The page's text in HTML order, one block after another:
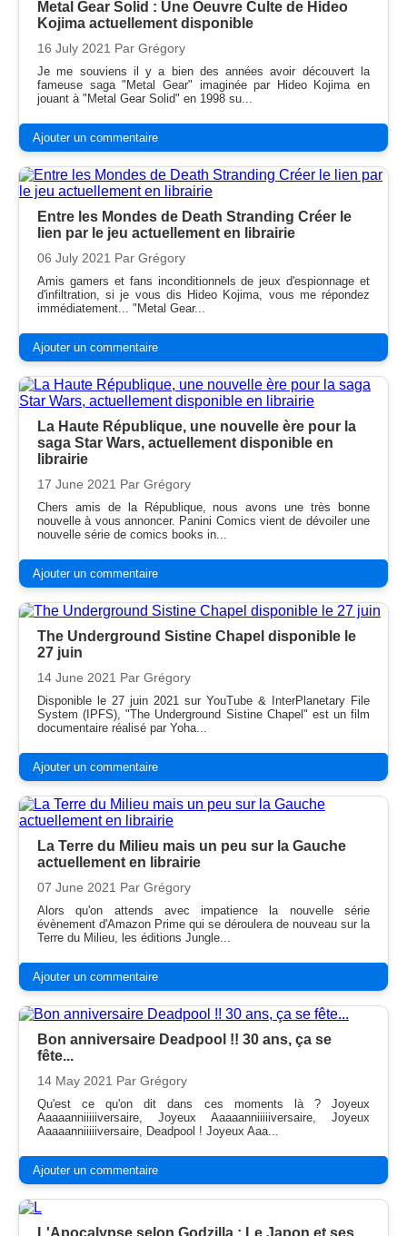
Metal Gear Solid : Une Oeuvre Culte de Hideo
Kojima actuellement disponible
16 July 2021 Par Grégory
Je me souviens il y a bien des années avoir découvert la
fameuse saga "Metal Gear" imaginée par Hideo Kojima en
jouant à "Metal Gear Solid" en 1998 su...
Ajouter un commentaire
Entre les Mondes de Death Stranding Créer le
lien par le jeu actuellement en librairie
06 July 2021 Par Grégory
Amis gamers et fans inconditionnels de jeux d'espionnage et
d'infiltration, si je vous dis Hideo Kojima, vous me répondez
immédiatement... "Metal Gear...
Ajouter un commentaire
La Haute République, une nouvelle ère pour la
saga Star Wars, actuellement disponible en
librairie
17 June 2021 Par Grégory
Chers amis de la République, nous avons une très bonne
nouvelle à vous annoncer. Panini Comics vient de dévoiler une
nouvelle série de comics books in...
Ajouter un commentaire
The Underground Sistine Chapel disponible le
27 juin
14 June 2021 Par Grégory
Disponible le 27 juin 2021 sur YouTube & InterPlanetary File
System (IPFS), "The Underground Sistine Chapel" est un film
documentaire réalisé par Yoha...
Ajouter un commentaire
La Terre du Milieu mais un peu sur la Gauche
actuellement en librairie
07 June 2021 Par Grégory
Alors qu'on attends avec impatience la nouvelle série
évènement d'Amazon Prime qui se déroulera de nouveau sur la
Terre du Milieu, les éditions Jungle...
Ajouter un commentaire
Bon anniversaire Deadpool !! 30 ans, ça se
fête...
14 May 2021 Par Grégory
Qu'est ce qu'on dit dans ces moments là ? Joyeux
Aaaaanniiiiiversaire, Joyeux Aaaaanniiiiiversaire, Joyeux
Aaaaanniiiiiversaire, Deadpool ! Joyeux Aaa...
Ajouter un commentaire
L'Apocalypse selon Godzilla : Le Japon et ses